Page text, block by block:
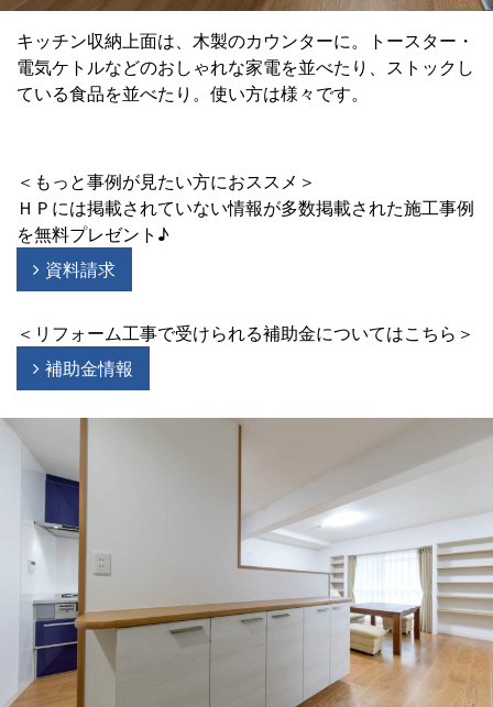
キッチン収納上面は、木製のカウンターに。トースター・
電気ケトルなどのおしゃれな家電を並べたり、ストックし
ている食品を並べたり。使い方は様々です。
＜もっと事例が見たい方におススメ＞
ＨＰには掲載されていない情報が多数掲載された施工事例
を無料プレゼント♪
資料請求
＜リフォーム工事で受けられる補助金についてはこちら＞
補助金情報